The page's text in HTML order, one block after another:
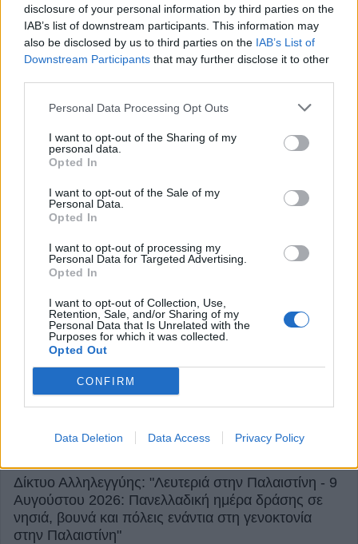
disclosure of your personal information by third parties on the
IAB’s list of downstream participants. This information may
also be disclosed by us to third parties on the IAB’s List of
Downstream Participants that may further disclose it to other
Personal Data Processing Opt Outs
I want to opt-out of the Sharing of my
personal data.
Opted In
I want to opt-out of the Sale of my
Personal Data.
Opted In
I want to opt-out of processing my
Personal Data for Targeted Advertising.
Opted In
I want to opt-out of Collection, Use,
Retention, Sale, and/or Sharing of my
Personal Data that Is Unrelated with the
Purposes for which it was collected.
Opted Out
CONFIRM
Data Deletion Data Access Privacy Policy
7 Αυγούστου 2026, 19:18
Συμβούλιο Λίμνης Πλαστήρα
7 Αυγούστου 2026, 14:05
Δίκτυο Αλληλεγγύης: "Λευτεριά στην Παλαιστίνη - 9
Αυγούστου 2026: Πανελλαδική ημέρα δράσης σε
νησιά, βουνά και πόλεις ενάντια στη γενοκτονία
στην Παλαιστίνη"